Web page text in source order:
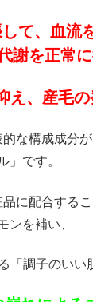
て、血流
謝を正常
、産毛の
な構成成分
」です。
に配合する
ンを補い、
「調子のいい